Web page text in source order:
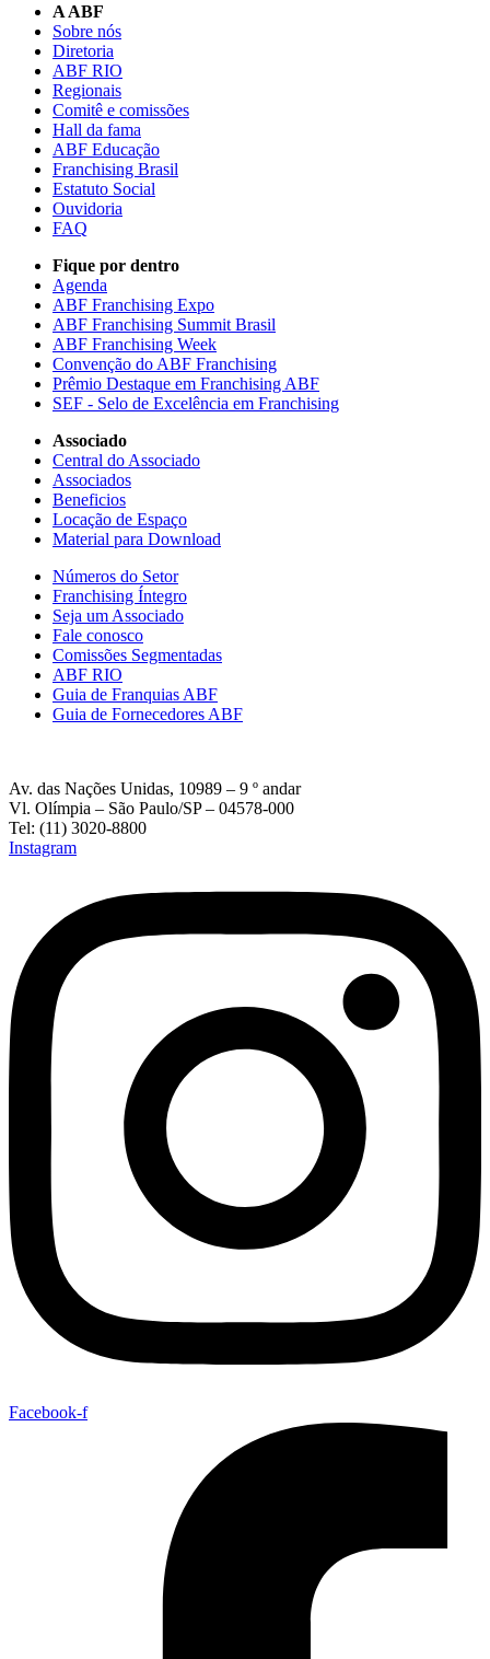
A ABF
Sobre nós
Diretoria
ABF RIO
Regionais
Comitê e comissões
Hall da fama
ABF Educação
Franchising Brasil
Estatuto Social
Ouvidoria
FAQ
Fique por dentro
Agenda
ABF Franchising Expo
ABF Franchising Summit Brasil
ABF Franchising Week
Convenção do ABF Franchising
Prêmio Destaque em Franchising ABF
SEF - Selo de Excelência em Franchising
Associado
Central do Associado
Associados
Beneficios
Locação de Espaço
Material para Download
Números do Setor
Franchising Íntegro
Seja um Associado
Fale conosco
Comissões Segmentadas
ABF RIO
Guia de Franquias ABF
Guia de Fornecedores ABF
Av. das Nações Unidas, 10989 – 9 º andar
Vl. Olímpia – São Paulo/SP – 04578-000
Tel: (11) 3020-8800
Instagram
Facebook-f